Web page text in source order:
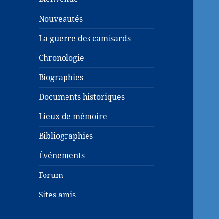
Nouveautés
La guerre des camisards
Chronologie
Biographies
Documents historiques
Lieux de mémoire
Bibliographies
Événements
Forum
Sites amis